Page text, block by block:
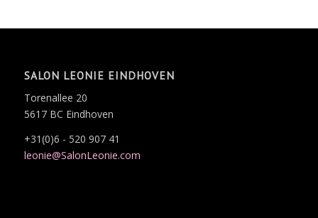
SALON LEONIE EINDHOVEN
Torenallee 20
5617 BC Eindhoven
+31(0)6 - 520 907 41
leonie@SalonLeonie.com